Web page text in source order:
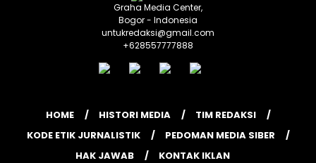
Graha Media Center,
Bogor - Indonesia
untukredaksi@gmail.com
+628557777888
HOME HISTORI MEDIA
TIM REDAKSI
KODE ETIK JURNALISTIK
PEDOMAN MEDIA SIBER
HAK JAWAB
KONTAK IKLAN